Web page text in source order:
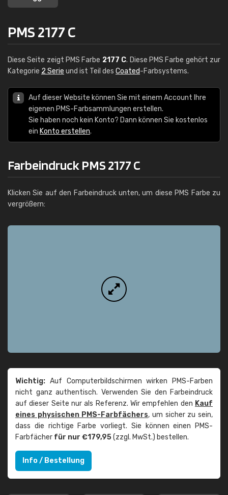
PMS 2177 C
Diese Seite zeigt PMS Farbe 2177 C. Diese PMS Farbe gehört zur
Kategorie 2 Serie und ist Teil des Coated-Farbsystems.
Auf dieser Website können Sie mit einem Account Ihre
eigenen PMS-Farbsammlungen erstellen.
Sie haben noch kein Konto? Dann können Sie kostenlos
ein Konto erstellen.
Farbeindruck PMS 2177 C
Klicken Sie auf den Farbeindruck unten, um diese PMS Farbe zu
vergrößern:
Wichtig: Auf Computerbildschirmen wirken PMS-Farben
nicht ganz authentisch. Verwenden Sie den Farbeindruck
auf dieser Seite nur als Referenz. Wir empfehlen den Kauf
eines physischen PMS-Farbfächers, um sicher zu sein,
dass die richtige Farbe vorliegt. Sie können einen PMS-
Farbfächer für nur €179,95(zzgl. MwSt.) bestellen.
Info / Bestellung